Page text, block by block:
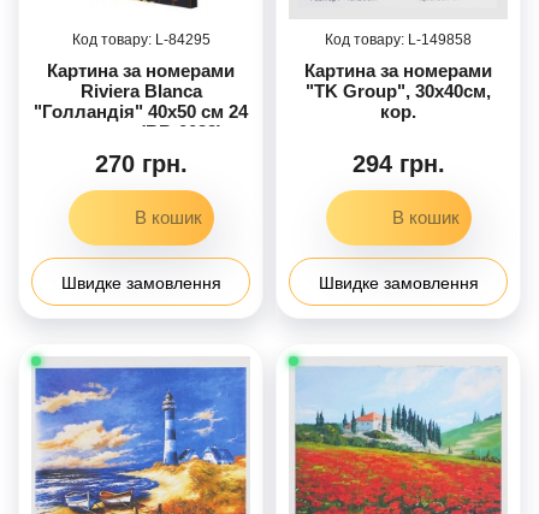
84295
Картина за номерами
Riviera Blanca
"Голландія" 40x50 см 24
кольори (RB-0032)
270 грн.
Швидке замовлення
149858
Картина за номерами
"TK Group", 30х40см,
кор.
294 грн.
Швидке замовлення